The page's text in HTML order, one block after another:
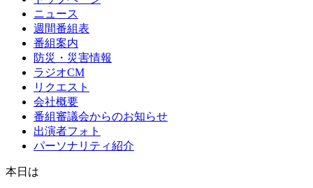
ニュース
週間番組表
番組案内
防災・災害情報
ラジオCM
リクエスト
会社概要
番組審議会からのお知らせ
出演者フォト
パーソナリティ紹介
本日は